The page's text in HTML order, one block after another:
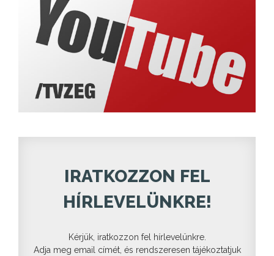
IRATKOZZON FEL
HÍRLEVELÜNKRE!
Kérjük, iratkozzon fel hírlevelünkre.
Adja meg email címét, és rendszeresen tájékoztatjuk